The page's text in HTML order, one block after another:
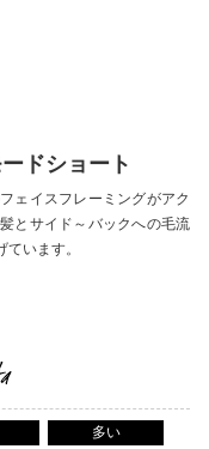
ドショート
ェイスフレーミングがアク
とサイド～バックへの毛流
います。
多い